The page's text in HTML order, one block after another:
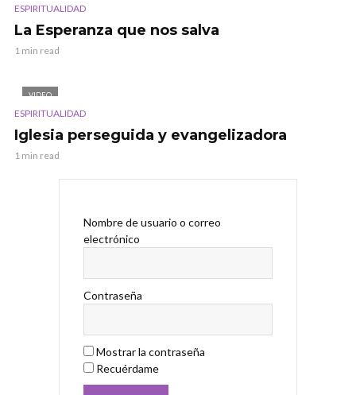
ESPIRITUALIDAD
La Esperanza que nos salva
1 min read
VIDEO
ESPIRITUALIDAD
Iglesia perseguida y evangelizadora
1 min read
Nombre de usuario o correo
electrónico
Contraseña
Mostrar la contraseña
Recuérdame